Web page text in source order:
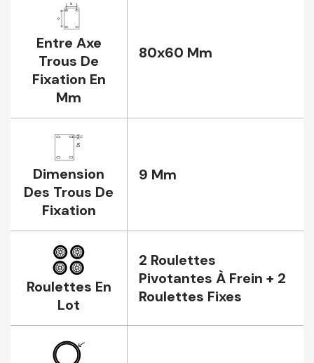
Entre Axe
Trous De
Fixation En
Mm
80x60 Mm
Dimension
Des Trous De
Fixation
9 Mm
Roulettes En
Lot
2 Roulettes
Pivotantes À Frein + 2
Roulettes Fixes